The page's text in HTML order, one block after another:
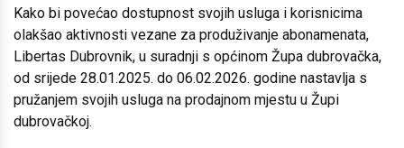
Kako bi povećao dostupnost svojih usluga i korisnicima
olakšao aktivnosti vezane za produživanje abonamenata,
Libertas Dubrovnik, u suradnji s općinom Župa dubrovačka,
od srijede 28.01.2025. do 06.02.2026. godine nastavlja s
pružanjem svojih usluga na prodajnom mjestu u Župi
dubrovačkoj.